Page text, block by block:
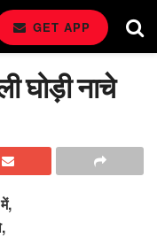
GET APP
घोड़ी नाचे